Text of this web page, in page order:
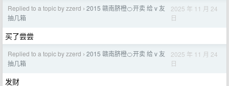
Replied to a topic by zzerd › 2015 赣南脐橙🍊开卖 给 v 友
抽几箱
2025 年 11 月 24
日
买了尝尝
Replied to a topic by zzerd › 2015 赣南脐橙🍊开卖 给 v 友
抽几箱
2025 年 11 月 24
日
发财